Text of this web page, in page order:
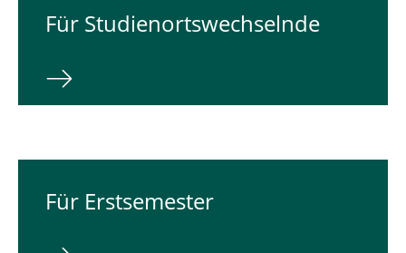
Für Studienortswechselnde
Für Erstsemester